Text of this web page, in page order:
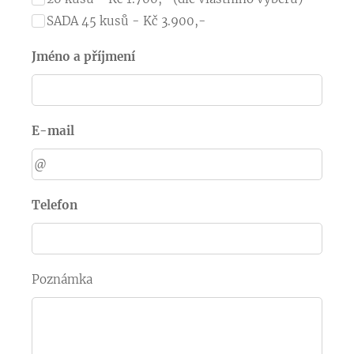
SADA 45 kusů - Kč 3.900,-
Jméno a příjmení
E-mail
Telefon
Poznámka